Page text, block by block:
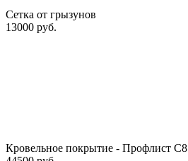
Сетка от грызунов
13000 руб.
Кровельное покрытие - Профлист С8